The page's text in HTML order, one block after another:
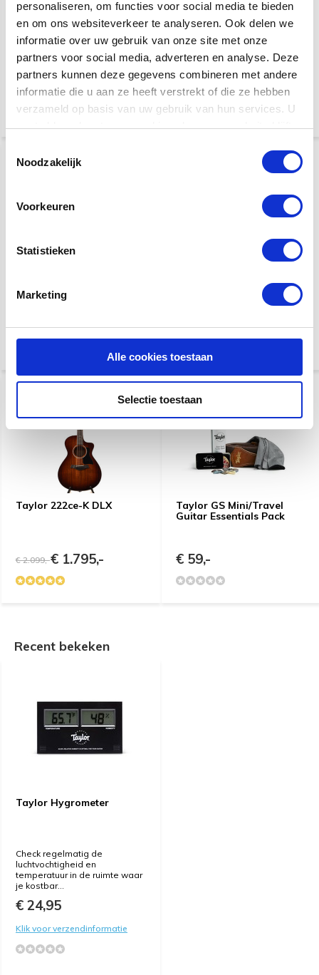
personaliseren, om functies voor social media te bieden
en om ons websiteverkeer te analyseren. Ook delen we
informatie over uw gebruik van onze site met onze
partners voor social media, adverteren en analyse. Deze
partners kunnen deze gegevens combineren met andere
informatie die u aan ze heeft verstrekt of die ze hebben
verzameld op basis van uw gebruik van hun services. U
gaat akkoord met onze cookies als u onze website blijft
Noodzakelijk
Voorkeuren
Statistieken
Marketing
Alle cookies toestaan
Selectie toestaan
Taylor Premium Gitaar
€ 9,90
Taylor Satijnen Afwerking
€ 9,90
€ 9,90 € 49,-
Taylor 222ce-K DLX
€ 2.099,-€ 1.795,-
Taylor GS Mini/Travel
Guitar Essentials Pack
€ 59,-
Recent bekeken
Taylor Hygrometer
Check regelmatig de
luchtvochtigheid en
temperatuur in de ruimte waar
je kostbar...
€ 24,95
Klik voor verzendinformatie